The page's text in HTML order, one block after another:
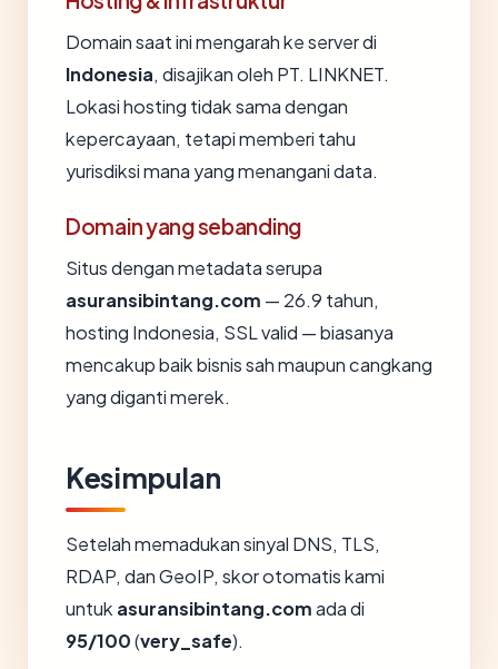
Domain saat ini mengarah ke server di
Indonesia, disajikan oleh PT. LINKNET.
Lokasi hosting tidak sama dengan
kepercayaan, tetapi memberi tahu
yurisdiksi mana yang menangani data.
Domain yang sebanding
Situs dengan metadata serupa
asuransibintang.com — 26.9 tahun,
hosting Indonesia, SSL valid — biasanya
mencakup baik bisnis sah maupun cangkang
yang diganti merek.
Kesimpulan
Setelah memadukan sinyal DNS, TLS,
RDAP, dan GeoIP, skor otomatis kami
untuk asuransibintang.comada di
95/100(very_safe).